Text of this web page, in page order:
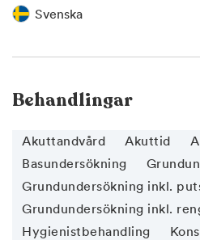
Svenska
Behandlingar
Akuttandvård Akuttid
Basundersökning
Grundundersökning inkl.
Grundundersökning inkl.
Hygienistbehandling